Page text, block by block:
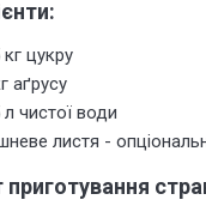
кг цукру
аґрусу
л чистої води
листя -
приготування